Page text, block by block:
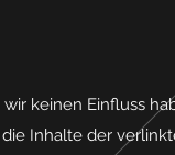
keinen Einfluss
Inhalte der